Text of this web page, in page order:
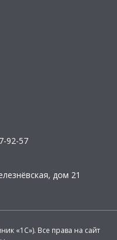
92-57
дом 21
«1С»). Все права на сайт